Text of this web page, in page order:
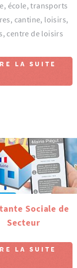
école, transports
cantine, loisirs,
centre de loisirs
LA SUITE
Sociale de
Secteur
LA SUITE